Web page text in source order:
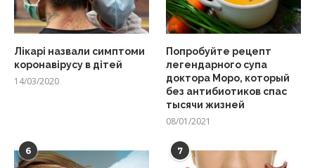
Лікарі назвали симптоми
коронавірусу в дітей
14/03/2020
Попробуйте рецепт
легендарного супа
доктора Моро, который
без антибиотиков спас
тысячи жизней
08/01/2021
6 7